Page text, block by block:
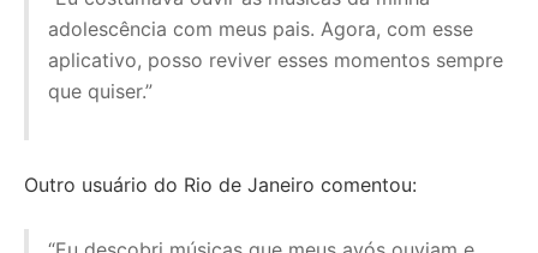
adolescência com meus pais. Agora, com esse
aplicativo, posso reviver esses momentos sempre
que quiser.”
Outro usuário do Rio de Janeiro comentou: